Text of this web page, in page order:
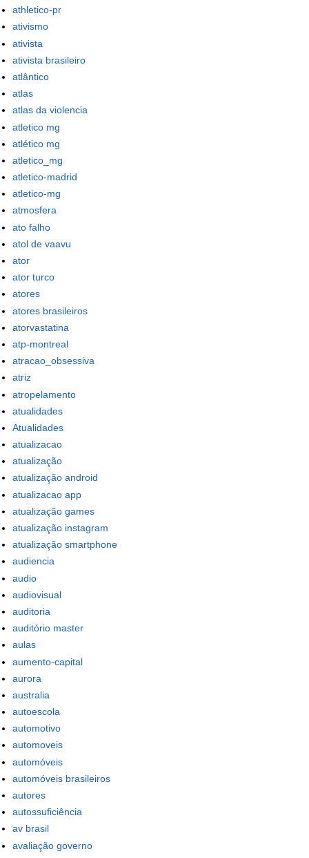
athletico-pr
ativismo
ativista
ativista brasileiro
atlântico
atlas
atlas da violencia
atletico mg
atlético mg
atletico_mg
atletico-madrid
atletico-mg
atmosfera
ato falho
atol de vaavu
ator
ator turco
atores
atores brasileiros
atorvastatina
atp-montreal
atracao_obsessiva
atriz
atropelamento
atualidades
Atualidades
atualizacao
atualização
atualização android
atualizacao app
atualização games
atualização instagram
atualização smartphone
audiencia
audio
audiovisual
auditoria
auditório master
aulas
aumento-capital
aurora
australia
autoescola
automotivo
automoveis
automóveis
automóveis brasileiros
autores
autossuficiência
av brasil
avaliação governo